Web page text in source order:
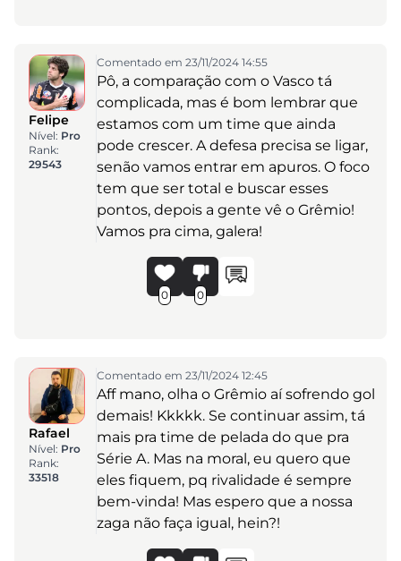
Felipe
Nível: Pro
Rank:
29543
Comentado em 23/11/2024 14:55
Pô, a comparação com o Vasco tá
complicada, mas é bom lembrar que
estamos com um time que ainda
pode crescer. A defesa precisa se ligar,
senão vamos entrar em apuros. O foco
tem que ser total e buscar esses
pontos, depois a gente vê o Grêmio!
Vamos pra cima, galera!
0 0
Rafael
Nível: Pro
Rank:
33518
Comentado em 23/11/2024 12:45
Aff mano, olha o Grêmio aí sofrendo gol
demais! Kkkkk. Se continuar assim, tá
mais pra time de pelada do que pra
Série A. Mas na moral, eu quero que
eles fiquem, pq rivalidade é sempre
bem-vinda! Mas espero que a nossa
zaga não faça igual, hein?!